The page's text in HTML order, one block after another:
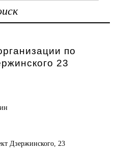
по
23
Дзержинского, 23